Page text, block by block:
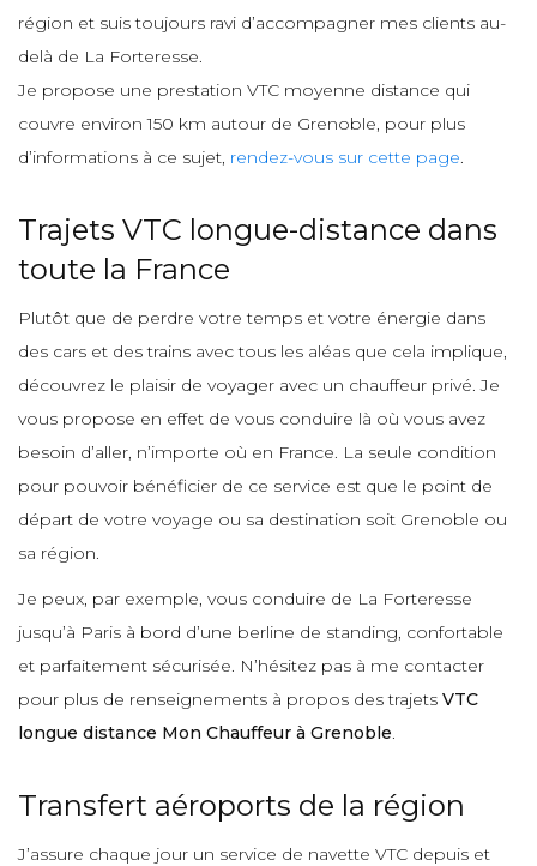
région et suis toujours ravi d’accompagner mes clients au-
delà de La Forteresse.
Je propose une prestation VTC moyenne distance qui
couvre environ 150 km autour de Grenoble, pour plus
d’informations à ce sujet, rendez-vous sur cette page.
Trajets VTC longue-distance dans
toute la France
Plutôt que de perdre votre temps et votre énergie dans
des cars et des trains avec tous les aléas que cela implique,
découvrez le plaisir de voyager avec un chauffeur privé. Je
vous propose en effet de vous conduire là où vous avez
besoin d’aller, n’importe où en France. La seule condition
pour pouvoir bénéficier de ce service est que le point de
départ de votre voyage ou sa destination soit Grenoble ou
sa région.
Je peux, par exemple, vous conduire de La Forteresse
jusqu’à Paris à bord d’une berline de standing, confortable
et parfaitement sécurisée. N’hésitez pas à me contacter
pour plus de renseignements à propos des trajets VTC
longue distance Mon Chauffeur à Grenoble.
Transfert aéroports de la région
J’assure chaque jour un service de navette VTC depuis et